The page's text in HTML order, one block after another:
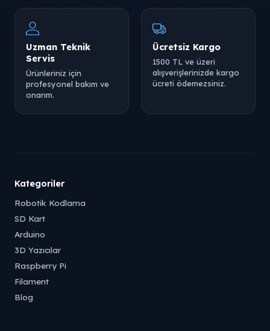
Uzman Teknik
Servis
Ürünleriniz için
profesyonel bakım ve
onarım.
Ücretsiz Kargo
1500 TL ve üzeri
alışverişlerinizde kargo
ücreti ödemezsiniz.
Kategoriler
Robotik Kodlama
SD Kart
Arduino
3D Yazıcılar
Raspberry Pi
Filament
Blog